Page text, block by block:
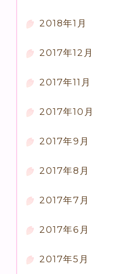
2018年1月
2017年12月
2017年11月
2017年10月
2017年9月
2017年8月
2017年7月
2017年6月
2017年5月